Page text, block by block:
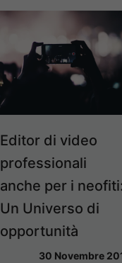
Editor di video
professionali
anche per i neofiti:
Un Universo di
opportunità
30 Novembre